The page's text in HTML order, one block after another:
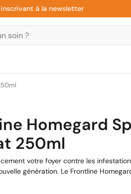
à la newsletter
Homegard
250ml
votre foyer contre les
génération. Le Frontline